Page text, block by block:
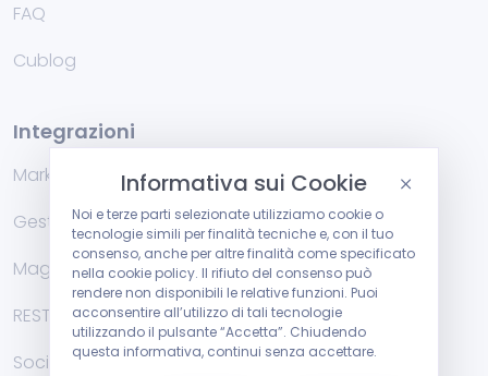
FAQ
Cublog
Integrazioni
Marketplace
Gestionali di fatturazione
Magazzino
RESTFul API
Social
Informativa sui Cookie
Noi e terze parti selezionate utilizziamo cookie o
tecnologie simili per finalità tecniche e, con il tuo
consenso, anche per altre finalità come specificato
nella cookie policy. Il rifiuto del consenso può
rendere non disponibili le relative funzioni. Puoi
acconsentire all’utilizzo di tali tecnologie
utilizzando il pulsante “Accetta”. Chiudendo
questa informativa, continui senza accettare.